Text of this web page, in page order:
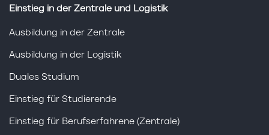
Einstieg in der Zentrale und Logistik
Ausbildung in der Zentrale
Ausbildung in der Logistik
Duales Studium
Einstieg für Studierende
Einstieg für Berufserfahrene (Zentrale)